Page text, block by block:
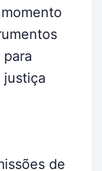
justiça
de